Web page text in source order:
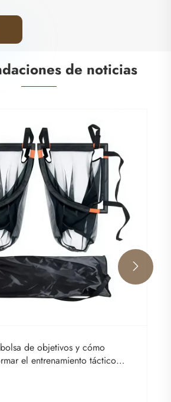
de noticias
de objetivos y cómo
el entrenamiento táctico
